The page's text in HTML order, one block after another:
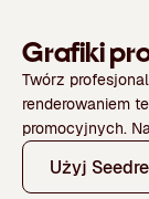
Grafiki
Twórz
renderowaniem
promocyjnych.
Użyj